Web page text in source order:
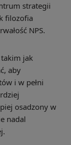
strategii
filozofia
NPS.
jak
aby
i w pełni
osadzony w
nadal